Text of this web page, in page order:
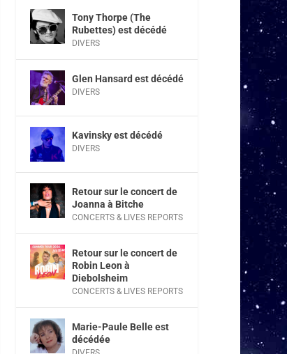
Tony Thorpe (The
Rubettes) est décédé
DIVERS
Glen Hansard est décédé
DIVERS
Kavinsky est décédé
DIVERS
Retour sur le concert de
Joanna à Bitche
CONCERTS & LIVES REPORTS
Retour sur le concert de
Robin Leon à
Diebolsheim
CONCERTS & LIVES REPORTS
Marie-Paule Belle est
décédée